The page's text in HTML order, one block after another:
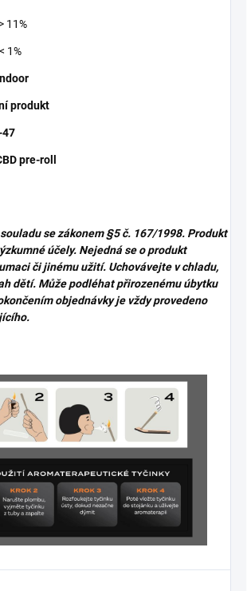
11%
1%
produkt
47
pre-roll
se zákonem§5 č. 167/1998. Produkt
účely. Nejedná se o produkt
či jinému užití. Uchovávejte v chladu,
dětí. Může podléhat přirozenému úbytku
objednávky je vždy provedeno